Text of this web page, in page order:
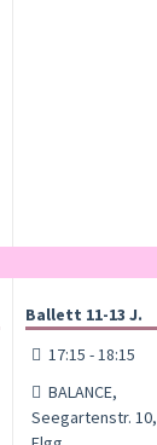
Ballett 11-13 J.
17:15 - 18:15
BALANCE,
Seegartenstr. 10,